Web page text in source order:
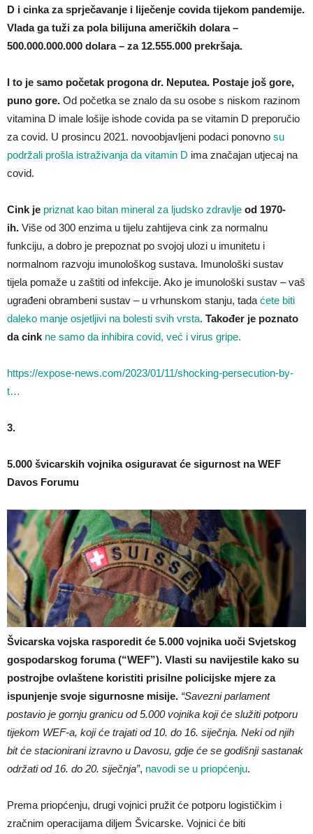
D i cinka za sprječavanje i liječenje covida tijekom pandemije.
Vlada ga tuži za pola bilijuna američkih dolara –
500.000.000.000 dolara – za 12.555.000 prekršaja.
I to je samo početak progona dr. Neputea. Postaje još gore,
puno gore. Od početka se znalo da su osobe s niskom razinom
vitamina D imale lošije ishode covida pa se vitamin D preporučio
za covid. U prosincu 2021. novoobjavljeni podaci ponovno su
podržali prošla istraživanja da vitamin D ima značajan utjecaj na
covid.
Cink je priznat kao bitan mineral za ljudsko zdravlje od 1970-
ih. Više od 300 enzima u tijelu zahtijeva cink za normalnu
funkciju, a dobro je prepoznat po svojoj ulozi u imunitetu i
normalnom razvoju imunološkog sustava. Imunološki sustav
tijela pomaže u zaštiti od infekcije. Ako je imunološki sustav – vaš
ugrađeni obrambeni sustav – u vrhunskom stanju, tada ćete biti
daleko manje osjetljivi na bolesti svih vrsta. Također je poznato
da cink ne samo da inhibira covid, već i virus gripe.
https://expose-news.com/2023/01/11/shocking-persecution-by-
t…
3.
5.000 švicarskih vojnika osiguravat će sigurnost na WEF
Davos Forumu
Švicarska vojska rasporedit će 5.000 vojnika uoči Svjetskog
gospodarskog foruma (“WEF”). Vlasti su navijestile kako su
postrojbe ovlaštene koristiti prisilne policijske mjere za
ispunjenje svoje sigurnosne misije. “Savezni parlament
postavio je gornju granicu od 5.000 vojnika koji će služiti potporu
tijekom WEF-a, koji će trajati od 10. do 16. siječnja. Neki od njih
bit će stacionirani izravno u Davosu, gdje će se godišnji sastanak
održati od 16. do 20. siječnja”, navodi se u priopćenju.
Prema priopćenju, drugi vojnici pružit će potporu logističkim i
zračnim operacijama diljem Švicarske. Vojnici će biti